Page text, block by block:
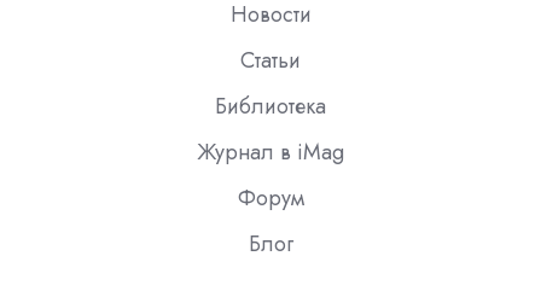
Новости
Статьи
Библиотека
Журнал в iMag
Форум
Блог